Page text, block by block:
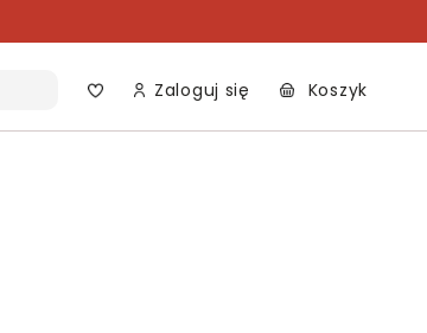
Zaloguj się Koszyk